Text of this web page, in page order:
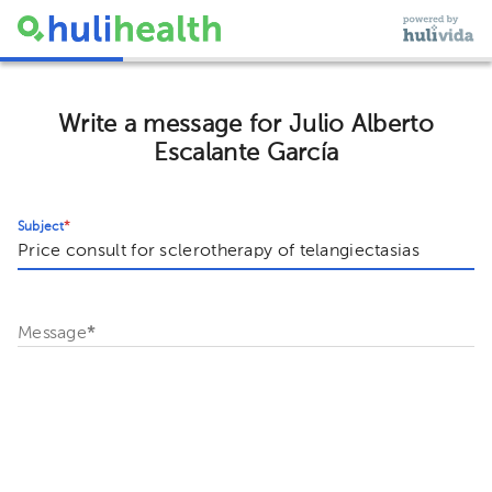
Write a message for Julio Alberto
Escalante García
Subject*
Message*